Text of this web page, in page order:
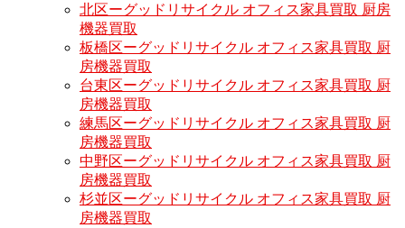
北区ーグッドリサイクル オフィス家具買取 厨房
機器買取
板橋区ーグッドリサイクル オフィス家具買取 厨
房機器買取
台東区ーグッドリサイクル オフィス家具買取 厨
房機器買取
練馬区ーグッドリサイクル オフィス家具買取 厨
房機器買取
中野区ーグッドリサイクル オフィス家具買取 厨
房機器買取
杉並区ーグッドリサイクル オフィス家具買取 厨
房機器買取